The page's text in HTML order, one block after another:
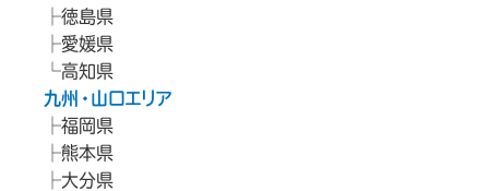
徳島県
愛媛県
高知県
九州・山口エリア
福岡県
熊本県
大分県